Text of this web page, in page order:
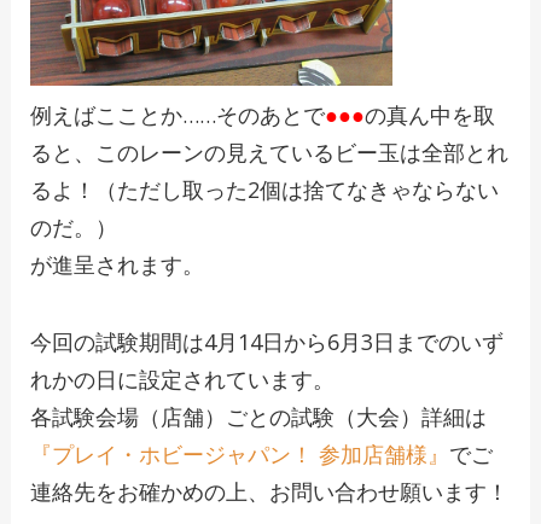
例えばこことか……そのあとで●●●の真ん中を取
ると、このレーンの見えているビー玉は全部とれ
るよ！（ただし取った2個は捨てなきゃならない
のだ。）
が進呈されます。
今回の試験期間は4月14日から6月3日までのいず
れかの日に設定されています。
各試験会場（店舗）ごとの試験（大会）詳細は
『プレイ・ホビージャパン！ 参加店舗様』 でご
連絡先をお確かめの上、お問い合わせ願います！